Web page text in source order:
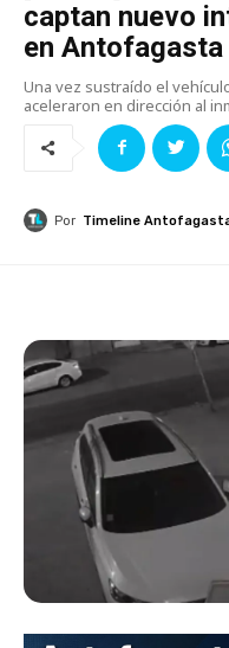
captan nuevo
en Antofagasta
Una vez sustraído el
aceleraron en dirección al
Por Timeline